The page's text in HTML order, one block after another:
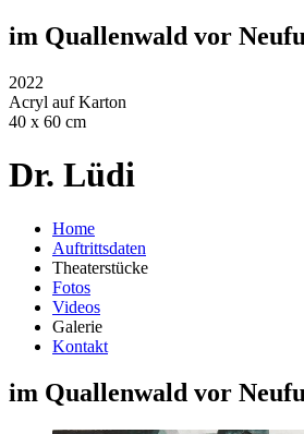
im Quallenwald vor
2022
Acryl auf Karton
40 x 60 cm
Dr. Lüdi
Home
Auftrittsdaten
Theaterstücke
Fotos
Videos
Galerie
Kontakt
im Quallenwald vor